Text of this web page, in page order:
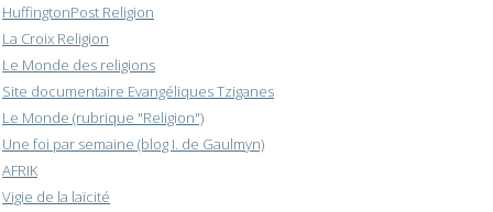
HuffingtonPost Religion
La Croix Religion
Le Monde des religions
Site documentaire Evangéliques Tziganes
Le Monde (rubrique "Religion")
Une foi par semaine (blog I. de Gaulmyn)
AFRIK
Vigie de la laïcité